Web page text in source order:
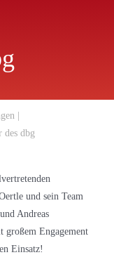
dbg
und sein Team
Andreas
großem Engagement
Einsatz!